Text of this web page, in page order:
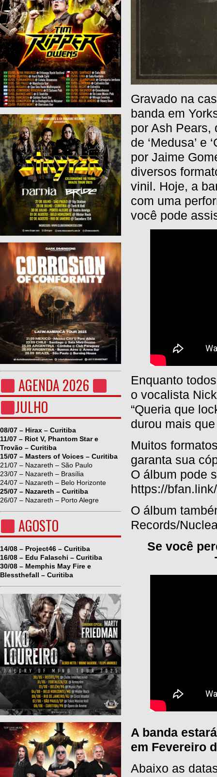
AGENDA 2026
JULHO
08/07 – Hirax – Curitiba
11/07 – Riot V, Phantom Star e
Trovão – Curitiba
15/07 – Masters of Voices – Curitiba
21/07 – Nazareth – São Paulo
23/07 – Nazareth – Brasília
24/07 – Nazareth – Belo Horizonte
25/07 – Nazareth – Curitiba
26/07 – Nazareth – Porto Alegre
AGOSTO
14/08 – Project46 – Curitiba
16/08 – Edu Falaschi – Curitiba
30/08 – Memphis May Fire e
Blessthefall – Curitiba
Gravado na
banda em
por Ash Pears,
de ‘Medusa’ e
por Jaime
diversos
vinil. Hoje, a
com uma
você pode
Enquanto
o vocalista
“Queria que
durou mais que
Muitos
garanta sua
O álbum pode
https://
O álbum
Records/
Se você
A banda
em Fevereiro
Abaixo as